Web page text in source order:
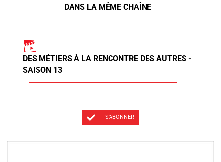
DANS LA MÊME CHAÎNE
DES MÉTIERS À LA RENCONTRE DES AUTRES -
SAISON 13
S'ABONNER